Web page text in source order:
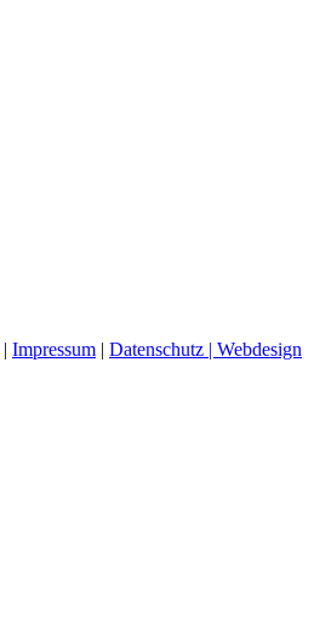
| Impressum | Datenschutz | Webdesign